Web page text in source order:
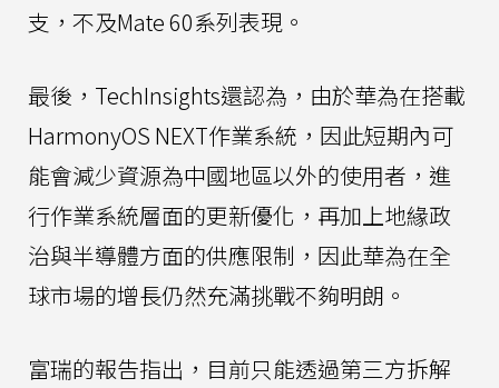
支，不及Mate 60系列表現。
最後，TechInsights還認為，由於華為在搭載
HarmonyOS NEXT作業系統，因此短期內可
能會減少資源為中國地區以外的使用者，進
行作業系統層面的更新優化，再加上地緣政
治與半導體方面的供應限制，因此華為在全
球市場的增長仍然充滿挑戰不夠明朗。
富瑞的報告指出，目前只能透過第三方拆解